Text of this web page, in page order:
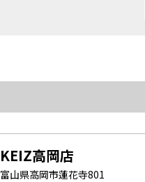
KEIZ高岡店
富山県高岡市蓮花寺801